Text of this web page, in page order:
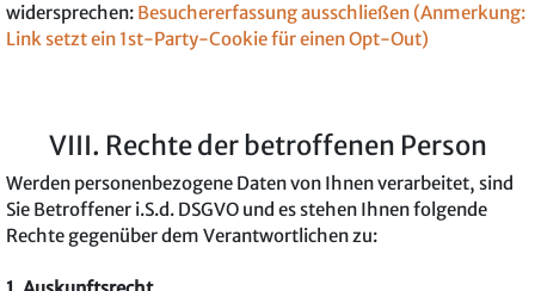
widersprechen: Besuchererfassung ausschließen (Anmerkung:
Link setzt ein 1st-Party-Cookie für einen Opt-Out)
VIII. Rechte der betroffenen Person
Werden personenbezogene Daten von Ihnen verarbeitet, sind
Sie Betroffener i.S.d. DSGVO und es stehen Ihnen folgende
Rechte gegenüber dem Verantwortlichen zu: